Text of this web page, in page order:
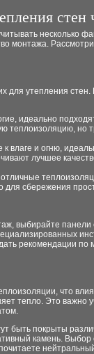
стен
несколько
монтажа.
для утепления
идеально
теплоизоляцию, но
к влаге и огню,
лучшее
сбережения
выбирайте панели
рекомендации по
что
тепло. Это важно
быть покрыты
камень. Выбор